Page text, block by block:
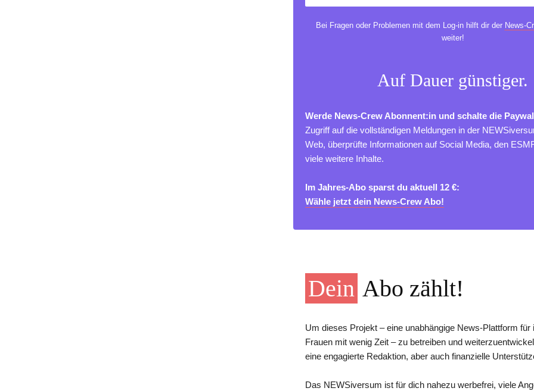
Bei Fragen oder Problemen mit dem Log-in hilft dir der News-
weiter!
Auf Dauer günstiger.
Werde News-Crew Abonnent:in und schalte die
Zugriff auf die vollständigen Meldungen in der
Web, überprüfte Informationen auf Social Media, den
viele weitere Inhalte.
Im Jahres-Abo sparst du aktuell 12 €:
Wähle jetzt dein News-Crew Abo!
Dein Abo zählt!
Um dieses Projekt – eine unabhängige News-Plattform für
Frauen mit wenig Zeit – zu betreiben und
eine engagierte Redaktion, aber auch finanzielle
Das NEWSiversum ist für dich nahezu werbefrei, viele